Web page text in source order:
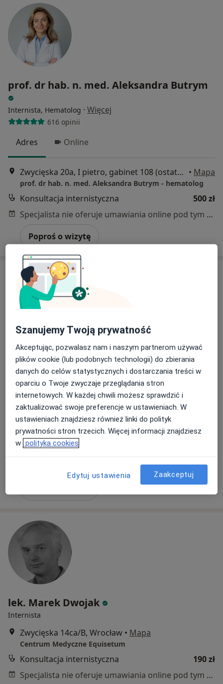
prof. dr hab. n. med. Aleksandra Butrym
Internista, Hematolog · Więcej
616 opinii
Adres Online
Zwycięska 20a, I pietro, gabinet 108 (ostatni po prawej stronie); celem wejścia na domofonie proszę wybrać: #1234# budynek zlokalizowany na skrzyżowaniu ul. Zwycięskiej i Obrońców Poczty Gdańskiej, wejście bezpośrednio ze Zwycięskiej, obok Chleboteki, Wrocław • Mapa
prof. dr hab. n. med. Aleksandra Butrym - hematolog
Konsultacja internistyczna
500 zł
Specjalista nie oferuje umawiania online pod tym adresem.
Poproś o wizytę
lek. Waldemar Chęciński
Internista, Diabetolog·Więcej
1871 opinii
Adres Online
Bengalska 27A, Wrocław •Mapa
Konsultacja diabetologiczna
Specjalista nie oferuje umawiania online pod tym adresem.
lek. Marek Dwojak
Internista
Zwycięska 14ca/B, Wrocław • Mapa
Centrum Medyczne Equisetum
Konsultacja internistyczna
190 zł
Specjalista nie oferuje umawiania online pod tym adresem.
Szanujemy Twoją prywatność
Akceptując, pozwalasz nam i naszym partnerom używać
plików cookie (lub podobnych technologii) do zbierania
danych do celów statystycznych i dostarczania treści w
oparciu o Twoje zwyczaje przeglądania stron
internetowych. W każdej chwili możesz sprawdzić i
zaktualizować swoje preferencje w ustawieniach. W
ustawieniach znajdziesz również linki do polityk
prywatności stron trzecich. Więcej informacji znajdziesz
w polityka cookies
Edytuj ustawienia Zaakceptuj